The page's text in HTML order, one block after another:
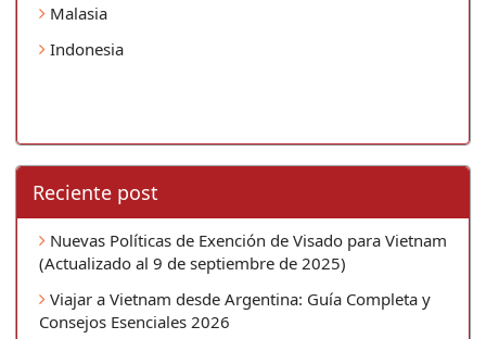
Malasia
Indonesia
Reciente post
Nuevas Políticas de Exención de Visado para Vietnam
(Actualizado al 9 de septiembre de 2025)
Viajar a Vietnam desde Argentina: Guía Completa y
Consejos Esenciales 2026